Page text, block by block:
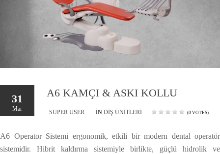
31
Mar
A6 KAMÇI & ASKI KOLLU
SUPER USER IN DIŞ ÜNITLERI (0 VOTES)
A6 Operator Sistemi ergonomik, etkili bir modern dental operatör
sistemidir. Hibrit kaldırma sistemiyle birlikte, güçlü hidrolik ve